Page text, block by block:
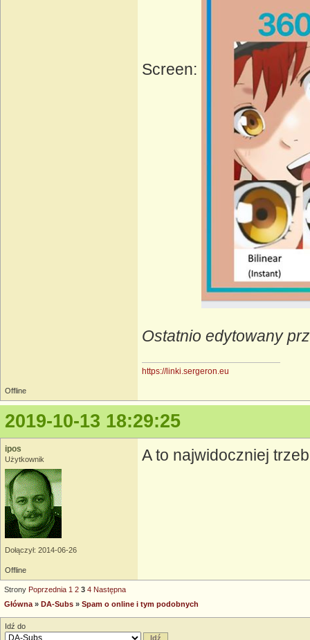
Screen:
Ostatnio edytowany
https://linki.sergeron.eu
Offline
2019-10-13 18:29:25
ipos
Użytkownik
Dołączył: 2014-06-26
A to najwidoczniej
Offline
Strony Poprzednia 1 2 3 4 Następna
Główna » DA-Subs » Spam o online i tym podobnych
Idź do